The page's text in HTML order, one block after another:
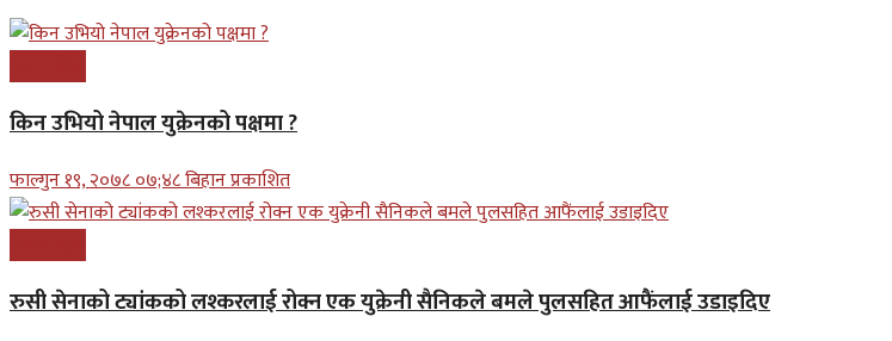
किन उभियो नेपाल युक्रेनको पक्षमा ?
फाल्गुन १९, २०७८ ०७;४८ बिहान प्रकाशित
रुसी सेनाको ट्यांकको लश्करलाई रोक्न एक युक्रेनी सैनिकले बमले पुलसहित आफैंलाई उडाइदिए